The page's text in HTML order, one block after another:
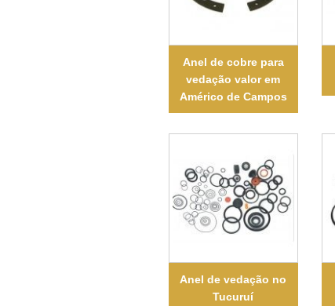
Anel de cobre para
vedação valor em
Américo de Campos
Anel de vedação no
Tucuruí